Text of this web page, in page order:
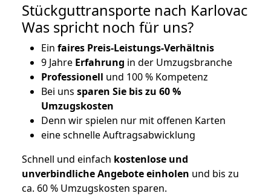
Stückguttransporte nach Karlovac
Was spricht noch für uns?
Ein faires Preis-Leistungs-Verhältnis
9 Jahre Erfahrung in der Umzugsbranche
Professionell und 100 % Kompetenz
Bei uns sparen Sie bis zu 60 %
Umzugskosten
Denn wir spielen nur mit offenen Karten
eine schnelle Auftragsabwicklung
Schnell und einfach kostenlose und
unverbindliche Angebote einholen und bis zu
ca. 60 % Umzugskosten sparen.